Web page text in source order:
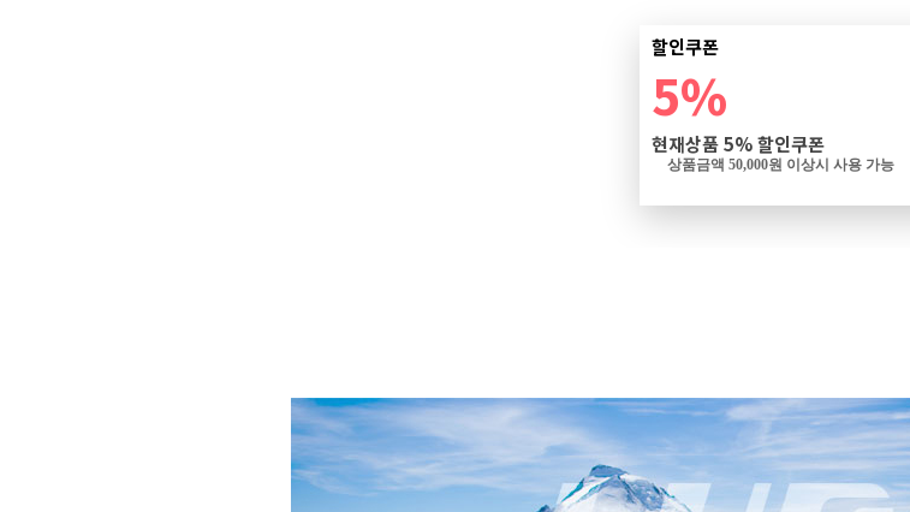
할인쿠폰
5%
현재상품 5% 할인쿠폰
상품금액 50,000원 이상시 사용 가능